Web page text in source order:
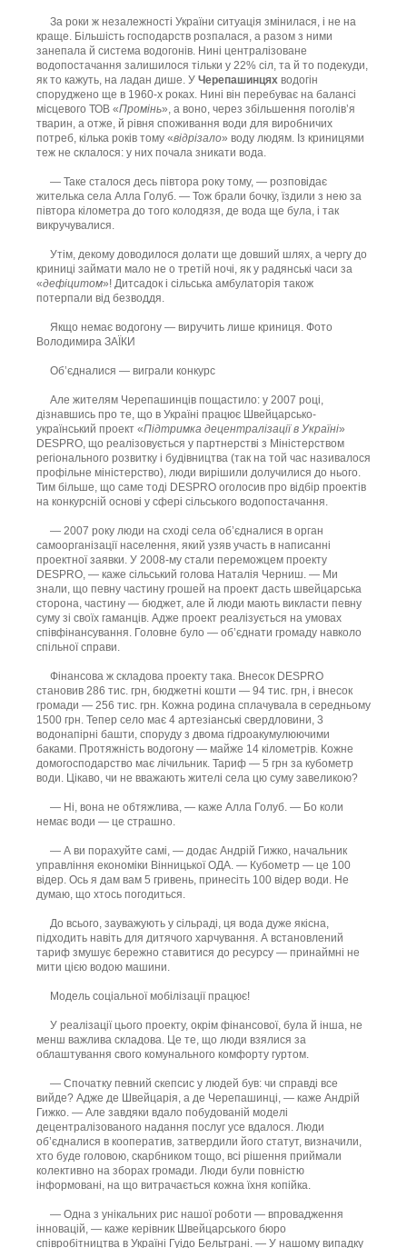
За роки ж незалежності України ситуація змінилася, і не на
краще. Більшість господарств розпалася, а разом з ними
занепала й система водогонів. Нині централізоване
водопостачання залишилося тільки у 22% сіл, та й то подекуди,
як то кажуть, на ладан дише. У Черепашинцях водогін
споруджено ще в 1960-х роках. Нині він перебуває на балансі
місцевого ТОВ «Промінь», а воно, через збільшення поголів’я
тварин, а отже, й рівня споживання води для виробничих
потреб, кілька років тому «відрізало» воду людям. Із криницями
теж не склалося: у них почала зникати вода.
— Таке сталося десь півтора року тому, — розповідає
жителька села Алла Голуб. — Тож брали бочку, їздили з нею за
півтора кілометра до того колодязя, де вода ще була, і так
викручувалися.
Утім, декому доводилося долати ще довший шлях, а чергу до
криниці займати мало не о третій ночі, як у радянські часи за
«дефіцитом»! Дитсадок і сільська амбулаторія також
потерпали від безводдя.
Якщо немає водогону — виручить лише криниця. Фото
Володимира ЗAЇКИ
Об’єдналися — виграли конкурс
Але жителям Черепашинців пощастило: у 2007 році,
дізнавшись про те, що в Україні працює Швейцарсько-
український проект «Підтримка децентралізації в Україні»
DESPRO, що реалізовується у партнерстві з Міністерством
регіонального розвитку і будівництва (так на той час називалося
профільне міністерство), люди вирішили долучилися до нього.
Тим більше, що саме тоді DESPRO оголосив про відбір проектів
на конкурсній основі у сфері сільського водопостачання.
— 2007 року люди на сході села об’єдналися в орган
самоорганізації населення, який узяв участь в написанні
проектної заявки. У 2008-му стали переможцем проекту
DESPRO, — каже сільський голова Наталія Черниш. — Ми
знали, що певну частину грошей на проект дасть швейцарська
сторона, частину — бюджет, але й люди мають викласти певну
суму зі своїх гаманців. Адже проект реалізується на умовах
співфінансування. Головне було — об’єднати громаду навколо
спільної справи.
Фінансова ж складова проекту така. Внесок DESPRO
становив 286 тис. грн, бюджетні кошти — 94 тис. грн, і внесок
громади — 256 тис. грн. Кожна родина сплачувала в середньому
1500 грн. Тепер село має 4 артезіанські свердловини, 3
водонапірні башти, споруду з двома гідроакумулюючими
баками. Протяжність водогону — майже 14 кілометрів. Кожне
домогосподарство має лічильник. Тариф — 5 грн за кубометр
води. Цікаво, чи не вважають жителі села цю суму завеликою?
— Ні, вона не обтяжлива, — каже Алла Голуб. — Бо коли
немає води — це страшно.
— А ви порахуйте самі, — додає Андрій Гижко, начальник
управління економіки Вінницької ОДА. — Кубометр — це 100
відер. Ось я дам вам 5 гривень, принесіть 100 відер води. Не
думаю, що хтось погодиться.
До всього, зауважують у сільраді, ця вода дуже якісна,
підходить навіть для дитячого харчування. А встановлений
тариф змушує бережно ставитися до ресурсу — принаймні не
мити цією водою машини.
Модель соціальної мобілізації працює!
У реалізації цього проекту, окрім фінансової, була й інша, не
менш важлива складова. Це те, що люди взялися за
облаштування свого комунального комфорту гуртом.
— Спочатку певний скепсис у людей був: чи справді все
вийде? Адже де Швейцарія, а де Черепашинці, — каже Андрій
Гижко. — Але завдяки вдало побудованій моделі
децентралізованого надання послуг усе вдалося. Люди
об’єдналися в кооператив, затвердили його статут, визначили,
хто буде головою, скарбником тощо, всі рішення приймали
колективно на зборах громади. Люди були повністю
інформовані, на що витрачається кожна їхня копійка.
— Одна з унікальних рис нашої роботи — впровадження
інновацій, — каже керівник Швейцарського бюро
співробітництва в Україні Гуідо Бельтрані. — У нашому випадку